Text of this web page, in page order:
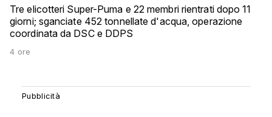
Tre elicotteri Super-Puma e 22 membri rientrati dopo 11
giorni; sganciate 452 tonnellate d'acqua, operazione
coordinata da DSC e DDPS
4 ore